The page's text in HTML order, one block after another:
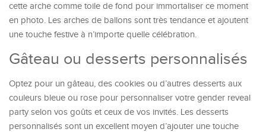
cette arche comme toile de fond pour immortaliser ce moment
en photo. Les arches de ballons sont très tendance et ajoutent
une touche festive à n’importe quelle célébration.
Gâteau ou desserts personnalisés
Optez pour un gâteau, des cookies ou d’autres desserts aux
couleurs bleue ou rose pour personnaliser votre gender reveal
party selon vos goûts et ceux de vos invités. Les desserts
personnalisés sont un excellent moyen d’ajouter une touche